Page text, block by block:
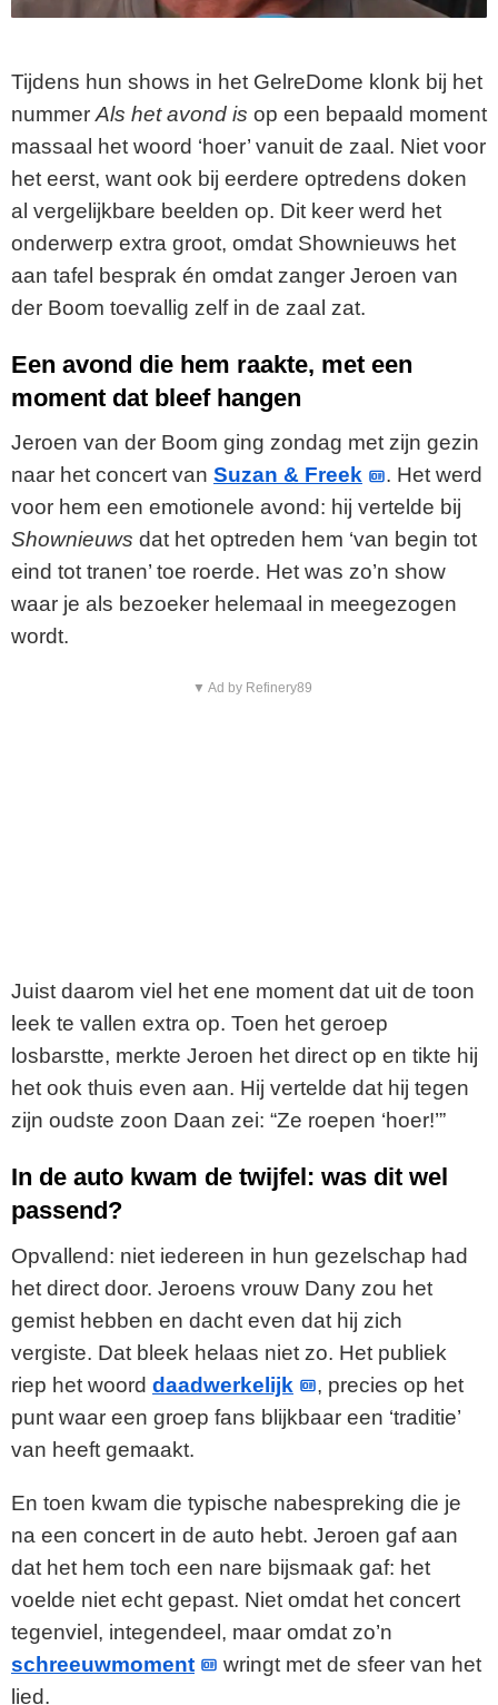
Tijdens hun shows in het GelreDome klonk bij het
nummer Als het avond is op een bepaald moment
massaal het woord ‘hoer’ vanuit de zaal. Niet voor
het eerst, want ook bij eerdere optredens doken
al vergelijkbare beelden op. Dit keer werd het
onderwerp extra groot, omdat Shownieuws het
aan tafel besprak én omdat zanger Jeroen van
der Boom toevallig zelf in de zaal zat.
Een avond die hem raakte, met een
moment dat bleef hangen
Jeroen van der Boom ging zondag met zijn gezin
naar het concert van Suzan & Freek
. Het werd
voor hem een emotionele avond: hij vertelde bij
Shownieuws dat het optreden hem ‘van begin tot
eind tot tranen’ toe roerde. Het was zo’n show
waar je als bezoeker helemaal in meegezogen
wordt.
▼ Ad by Refinery89
Juist daarom viel het ene moment dat uit de toon
leek te vallen extra op. Toen het geroep
losbarstte, merkte Jeroen het direct op en tikte hij
het ook thuis even aan. Hij vertelde dat hij tegen
zijn oudste zoon Daan zei: “Ze roepen ‘hoer!’”
In de auto kwam de twijfel: was dit wel
passend?
Opvallend: niet iedereen in hun gezelschap had
het direct door. Jeroens vrouw Dany zou het
gemist hebben en dacht even dat hij zich
vergiste. Dat bleek helaas niet zo. Het publiek
riep het woord daadwerkelijk
, precies op het
punt waar een groep fans blijkbaar een ‘traditie’
van heeft gemaakt.
En toen kwam die typische nabespreking die je
na een concert in de auto hebt. Jeroen gaf aan
dat het hem toch een nare bijsmaak gaf: het
voelde niet echt gepast. Niet omdat het concert
tegenviel, integendeel, maar omdat zo’n
schreeuwmoment
wringt met de sfeer van het
lied.